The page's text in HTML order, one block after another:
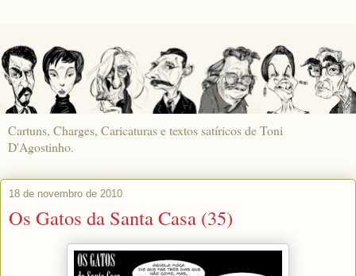
Cartuns, Charges, Caricaturas e textos satíricos de Toni
D'Agostinho.
18 de novembro de 2010
Os Gatos da Santa Casa (35)